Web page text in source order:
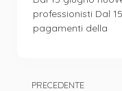
professionisti Dal
pagamenti della
PRECEDENTE